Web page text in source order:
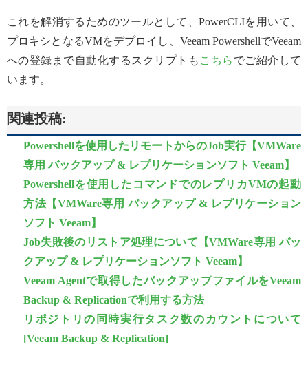
これを解消するためのツールとして、PowerCLIを用いて、
プロキシとなるVMをデプロイし、Veeam PowershellでVeeam
への登録まで自動化するスクリプトも こちら でご紹介して
います。
関連投稿:
Powershellを使用したリモートからのJob実行【VMWare
専用 バックアップ & レプリケーションソフト Veeam】
Powershellを使用したコマンドでのレプリカVMの起動
方法【VMWare専用 バックアップ & レプリケーション
ソフト Veeam】
Job失敗後のリストア処理について【VMWare専用 バッ
クアップ & レプリケーションソフト Veeam】
Veeam Agentで取得したバックアップファイルをVeeam
Backup & Replicationで利用する方法
リポジトリの同時実行タスク数のカウントについて
[Veeam Backup & Replication]